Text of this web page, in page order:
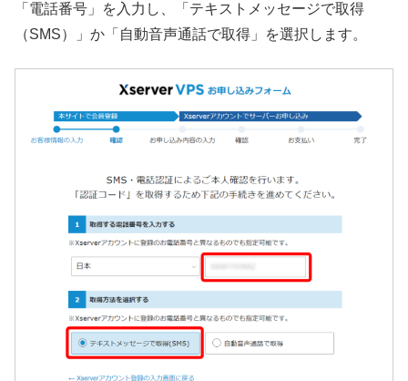
「電話番号」を入力し、「テキストメッセージで取得
（SMS）」か「自動音声通話で取得」を選択します。